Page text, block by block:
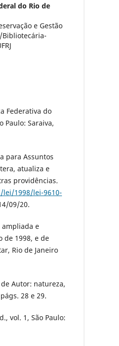
do Rio de
e Gestão
Bibliotecária-
Federativa do
Paulo: Saraiva,
para Assuntos
atualiza e
providências.
1998/lei-9610-
09/20.
ampliada e
de 1998, e de
Rio de Janeiro
Autor: natureza,
28 e 29.
vol. 1, São Paulo: